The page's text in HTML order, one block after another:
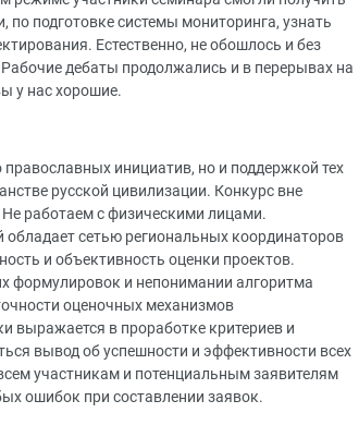
по подготовке системы мониторинга, узнать
Естественно, не обошлось и без
дебаты продолжались и в перерывах на
у нас хорошие.
инициатив, но и поддержкой тех
русской цивилизации. Конкурс вне
работаем с физическими лицами.
сетью региональных координаторов
и объективность оценки проектов.
формулировок и непонимании алгоритма
оценочных механизмов
выражается в проработке критериев и
вывод об успешности и эффективности всех
участникам и потенциальным заявителям
ошибок при составлении заявок.